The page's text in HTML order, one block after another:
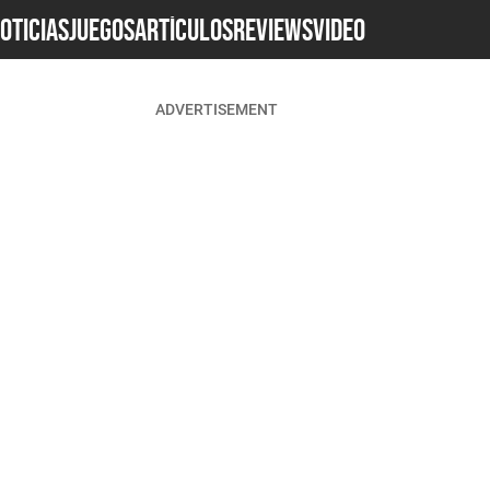
JUEGOSARTÍCULOSREVIEWSVideo
ADVERTISEMENT